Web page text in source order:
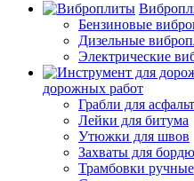
Бензиновые
Дизельные
Электрические
дорожных работ
Грабли для
Лейки для битума
Утюжки для швов
Захваты для
Трамбовки ручные